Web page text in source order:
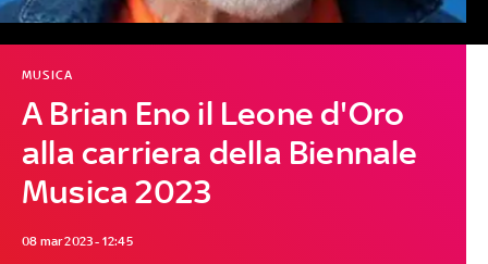
A Brian Eno il Leone d'Oro
alla carriera della Biennale
Musica 2023
MUSICA
08 mar 2023 - 12:45